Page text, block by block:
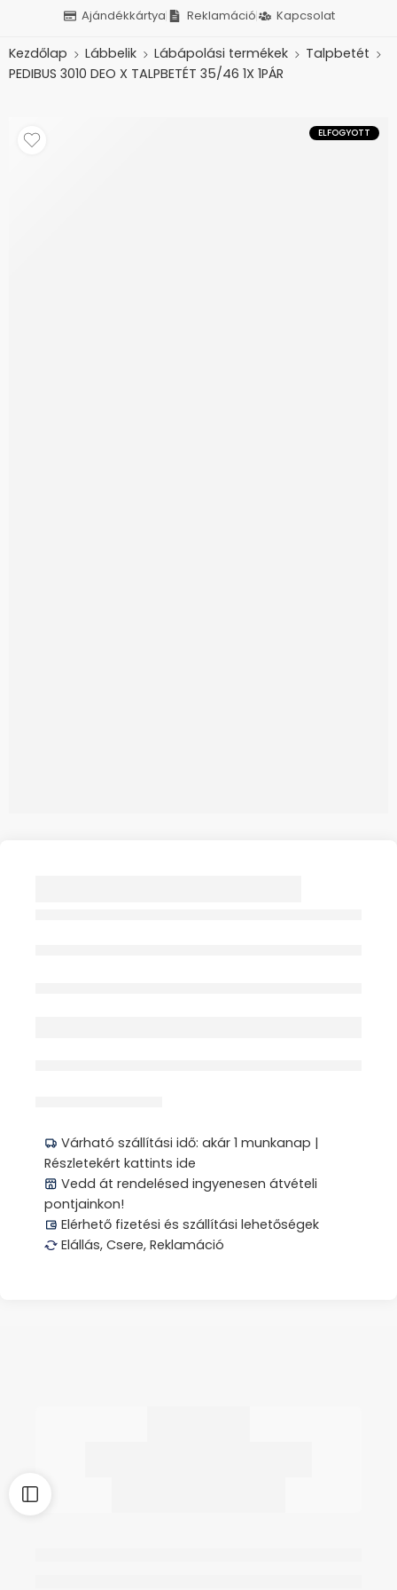
Ajándékkártya Reklamáció Kapcsolat
Kezdőlap Lábbelik Lábápolási termékek
Talpbetét
PEDIBUS 3010 DEO X TALPBETÉT 35/46 1X 1PÁR
ELFOGYOTT
Várható szállítási idő: akár 1 munkanap |
Részletekért kattints ide
Vedd át rendelésed ingyenesen átvételi
pontjainkon!
Elérhető fizetési és szállítási lehetőségek
Elállás, Csere, Reklamáció